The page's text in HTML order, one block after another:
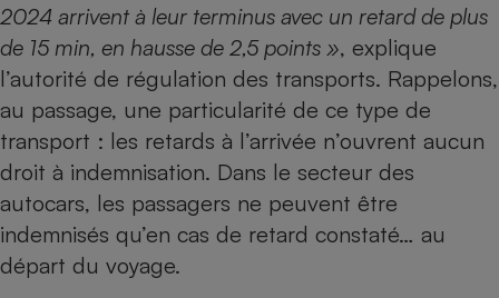
2024 arrivent à leur terminus avec un retard de plus
de 15 min, en hausse de 2,5 points », explique
l’autorité de régulation des transports. Rappelons,
au passage, une particularité de ce type de
transport : les retards à l’arrivée n’ouvrent aucun
droit à indemnisation. Dans le secteur des
autocars, les passagers ne peuvent être
indemnisés qu’en cas de retard constaté… au
départ du voyage.